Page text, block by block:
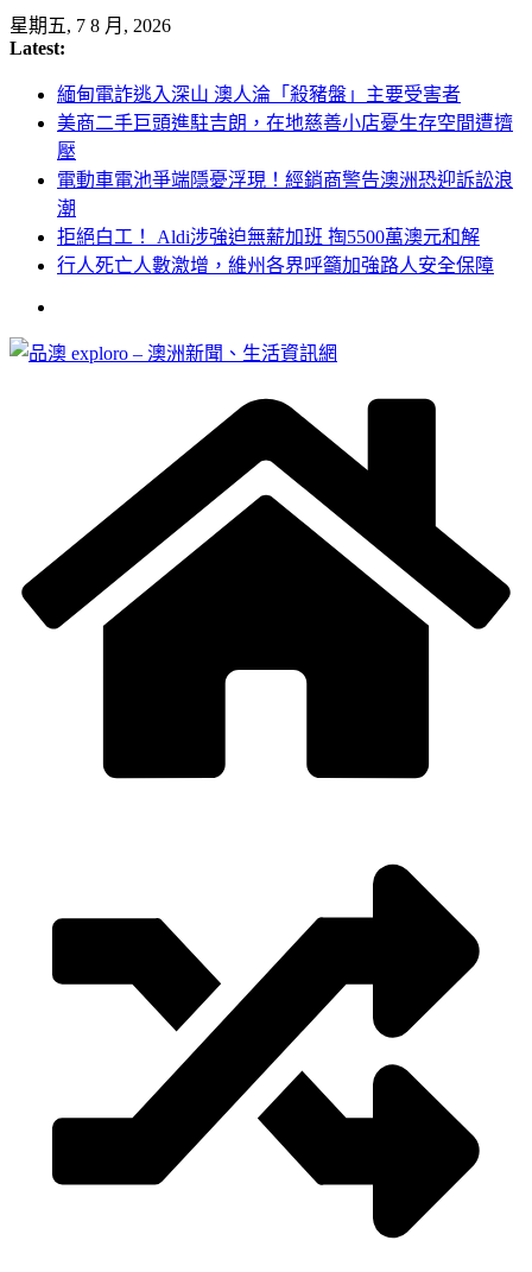
Skip
to
content
星期五, 7 8 月, 2026
Latest:
緬甸電詐逃入深山 澳人淪「殺豬盤」主要受害者
美商二手巨頭進駐吉朗，在地慈善小店憂生存空間遭擠
壓
電動車電池爭端隱憂浮現！經銷商警告澳洲恐迎訴訟浪
潮
拒絕白工！ Aldi涉強迫無薪加班 掏5500萬澳元和解
行人死亡人數激增，維州各界呼籲加強路人安全保障